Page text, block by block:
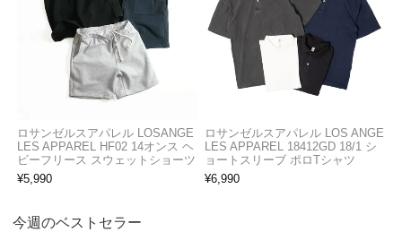
ロサンゼルスアパレル LOSANGE
LES APPAREL HF02 14オンス ヘ
ビーフリース スウェットショーツ
¥5,990
ロサンゼルスアパレル LOS ANGE
LES APPAREL 18412GD 18/1 シ
ョートスリーブ ポロTシャツ
¥6,990
今週のベストセラー